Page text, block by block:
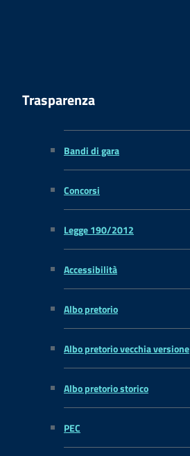
Trasparenza
Bandi di gara
Concorsi
Legge 190/2012
Accessibilità
Albo pretorio
Albo pretorio vecchia versione
Albo pretorio storico
PEC